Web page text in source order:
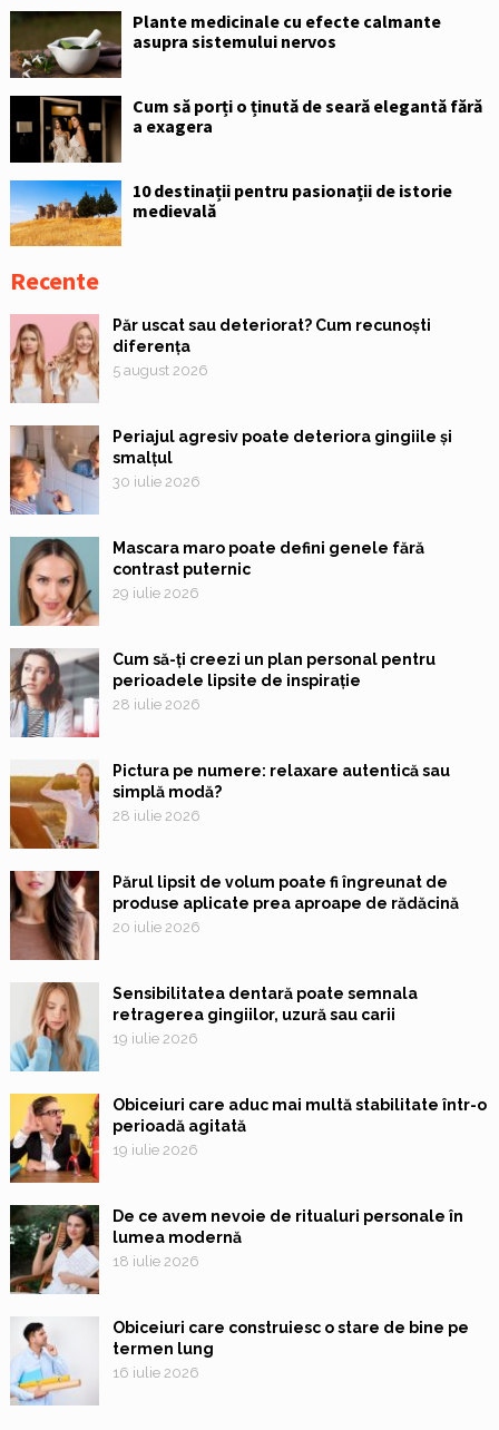
Plante medicinale cu efecte calmante
asupra sistemului nervos
Cum să porți o ținută de seară elegantă fără
a exagera
10 destinații pentru pasionații de istorie
medievală
Recente
Păr uscat sau deteriorat? Cum recunoști
diferența
5 august 2026
Periajul agresiv poate deteriora gingiile și
smalțul
30 iulie 2026
Mascara maro poate defini genele fără
contrast puternic
29 iulie 2026
Cum să-ți creezi un plan personal pentru
perioadele lipsite de inspirație
28 iulie 2026
Pictura pe numere: relaxare autentică sau
simplă modă?
28 iulie 2026
Părul lipsit de volum poate fi îngreunat de
produse aplicate prea aproape de rădăcină
20 iulie 2026
Sensibilitatea dentară poate semnala
retragerea gingiilor, uzură sau carii
19 iulie 2026
Obiceiuri care aduc mai multă stabilitate într-o
perioadă agitată
19 iulie 2026
De ce avem nevoie de ritualuri personale în
lumea modernă
18 iulie 2026
Obiceiuri care construiesc o stare de bine pe
termen lung
16 iulie 2026